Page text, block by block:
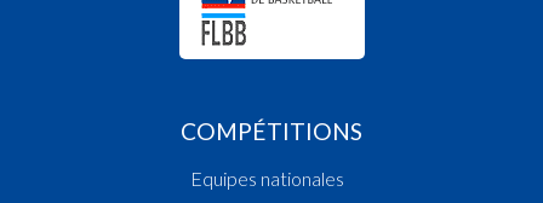
COMPÉTITIONS
Equipes nationales